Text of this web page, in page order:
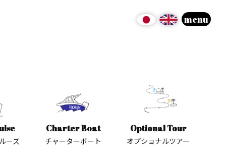
ーズ
Charter Boat
チャーターボート
Optional Tour
オプショナルツアー
menu